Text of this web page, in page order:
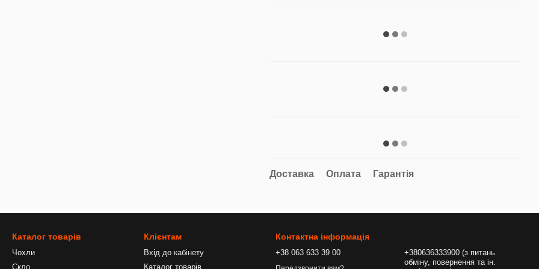
Доставка Оплата Гарантія
Каталог товарів
Чохли
Скло
Клієнтам
Вхід до кабінету
Каталог товарів
Контактна інформація
+38 063 633 39 00
+380636333900 (з питань
обміну, повернення та ін.